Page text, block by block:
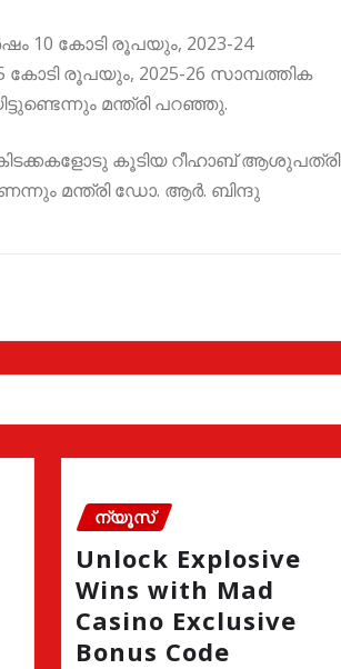
10 കോടി രൂപയും, 2023-24
കോടി രൂപയും, 2025-26 സാമ്പത്തിക
മന്ത്രി പറഞ്ഞു.
കൂടിയ റീഹാബ് ആശുപത്രി
മന്ത്രി ഡോ. ആർ. ബിന്ദു
ന്യൂസ്
Unlock Explosive
Wins with Mad
Casino Exclusive
Bonus Code